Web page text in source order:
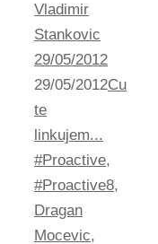
Vladimir
Stankovic
29/05/2012
29/05/2012Cu
te
linkujem...
#Proactive,
#Proactive8,
Dragan
Mocevic,